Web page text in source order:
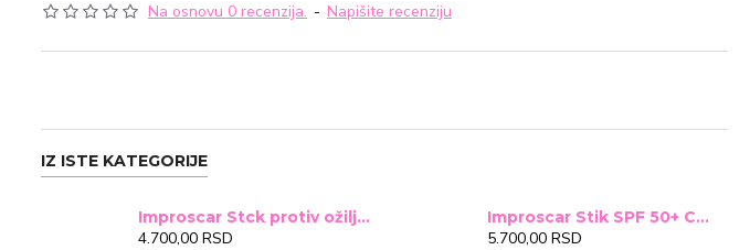
Na osnovu 0 recenzija. - Napišite recenziju
IZ ISTE KATEGORIJE
Improscar Stck protiv ožiljaka 4,6g
4.700,00 RSD
Improscar Stik SPF 50+ Conceal 6,9g (tonirani)
5.700,00 RSD